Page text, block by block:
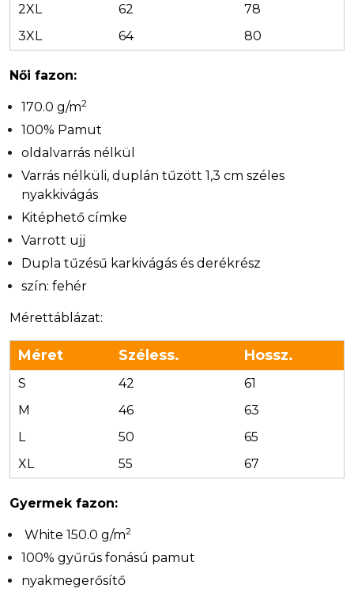
2XL
62
78
3XL
64 80
Női fazon:
170.0 g/m2
100% Pamut
oldalvarrás nélkül
Varrás nélküli, duplán tűzött 1,3 cm széles
nyakkivágás
Kitéphető címke
Varrott ujj
Dupla tűzésű karkivágás és derékrész
szín: fehér
Mérettáblázat:
Méret Széless. Hossz.
S 42
61
M
46
63
L
50
65
XL
55 67
Gyermek fazon:
White 150.0 g/m2
100% gyűrűs fonású pamut
nyakmegerősítő